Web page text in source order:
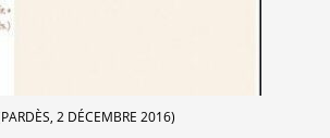
2 DÉCEMBRE 2016)